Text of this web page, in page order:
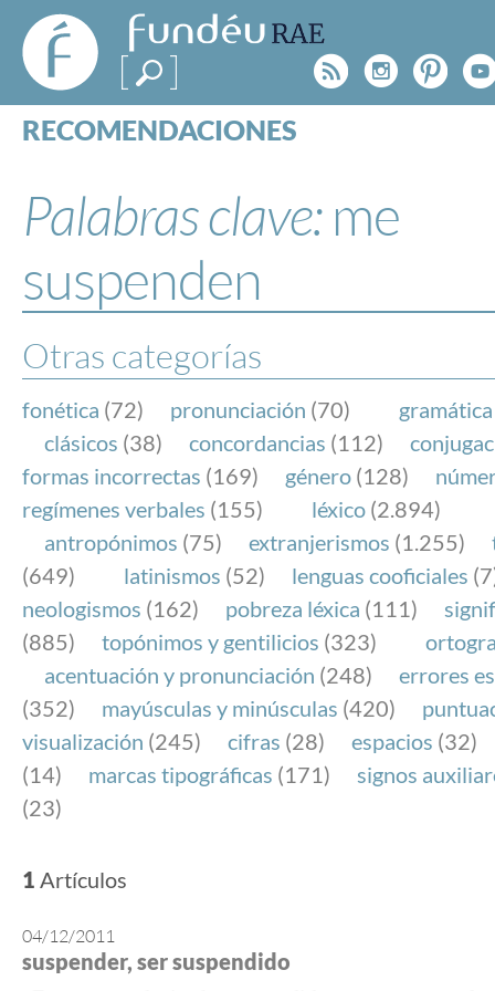
FundéuRAE
- Fundación
del Español
Urgente
Rss
RECOMENDACIONES
ESPECIALES
BLOG
NOTICIAS
FundéuRAE es una fundación patrocinada por la
y la Real Academia Española, cuyo objetivo es
el buen uso del español en los medios de
Internet.
Palabras clave: me
suspenden
Otras categorías
fonética (72) pronunciación (70) gramática
clásicos (38) concordancias (112)
formas incorrectas (169) género (128)
regímenes verbales (155) léxico (2.894)
antropónimos (75) extranjerismos (1.255)
(649)
latinismos (52) lenguas cooficiales
neologismos (162) pobreza léxica (111)
(885)
topónimos y gentilicios (323)
acentuación y pronunciación (248)
errores
(352)
mayúsculas y minúsculas (420)
visualización (245) cifras (28) espacios (32)
(14)
marcas tipográficas (171)
signos
(23)
1 Artículos
04/12/2011
suspender, ser suspendido